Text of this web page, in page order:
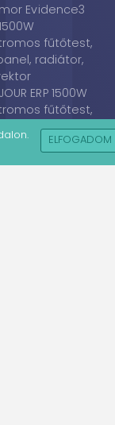
Evidence3
fűtőtest,
radiátor,
ERP 1500W
fűtőtest,
radiátor,
ELFOGADOM